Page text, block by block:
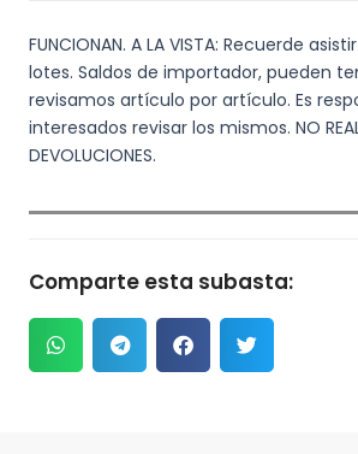
FUNCIONAN. A LA VISTA: Recuerde
lotes. Saldos de importador, pueden
revisamos artículo por artículo. Es
interesados revisar los mismos. NO
DEVOLUCIONES.
Comparte esta subasta: